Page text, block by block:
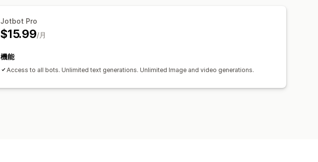
Jotbot Pro
$15.99/月
機能
Access to all bots. Unlimited text generations. Unlimited Image and video generations.